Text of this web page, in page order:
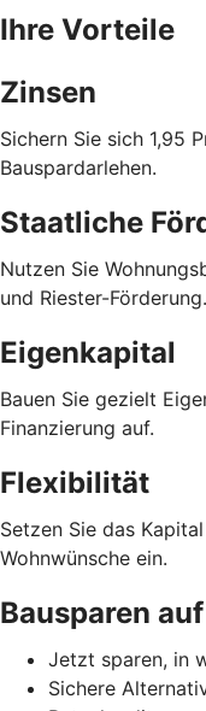
Ihre Vorteile
Zinsen
Sichern Sie sich 1,95
Bauspardarlehen.
Staatliche
Nutzen Sie
und Riester-Förderung.
Eigenkapital
Bauen Sie gezielt
Finanzierung auf.
Flexibilität
Setzen Sie das
Wohnwünsche ein.
Bausparen
Jetzt sparen, in
Sichere